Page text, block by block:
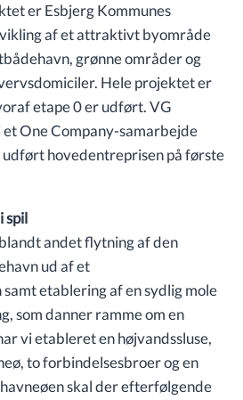
er Esbjerg Kommunes
af et attraktivt byområde
grønne områder og
Hele projektet er
etape 0 er udført. VG
One Company-samarbejde
hovedentreprisen på første
spil
andet flytning af den
ud af et
etablering af en sydlig mole
som danner ramme om en
vi etableret en højvandssluse,
to forbindelsesbroer og en
skal der efterfølgende